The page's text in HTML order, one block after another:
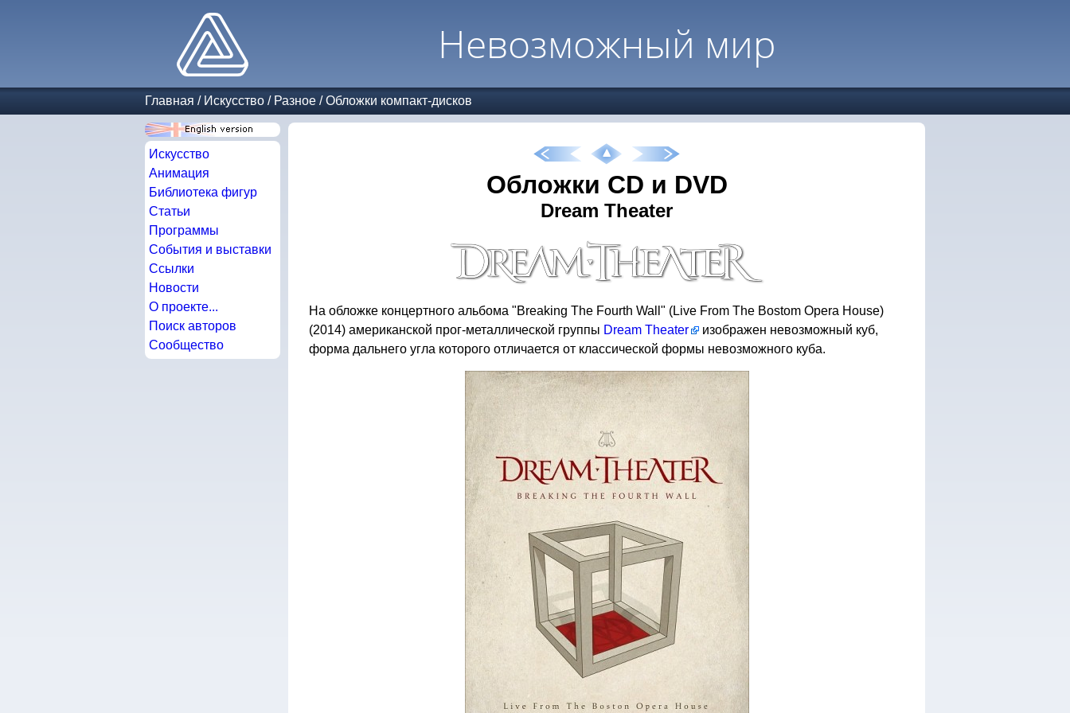
Невозможный мир
Главная / Искусство / Разное /Обложки компакт-дисков
Искусство
Анимация
Библиотека фигур
Статьи
Программы
События и выставки
Ссылки
Новости
О проекте...
Поиск авторов
Сообщество
Обложки CD и DVD
Dream Theater
На обложке концертного альбома "Breaking The Fourth Wall" (Live From The Bostom Opera House)
(2014) американской прог-металлической группы Dream Theater
изображен невозможный куб,
форма дальнего угла которого отличается от классической формы невозможного куба.